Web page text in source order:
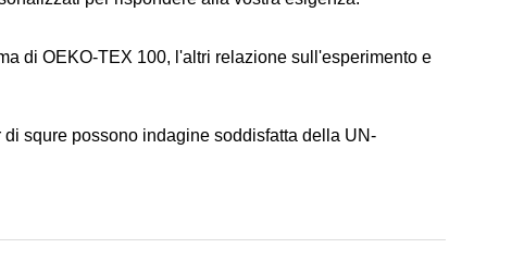
di OEKO-TEX 100, l'altri relazione sull'esperimento e
squre possono indagine soddisfatta della UN-